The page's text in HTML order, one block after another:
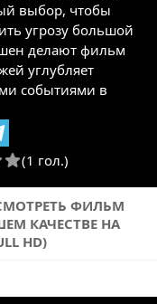
выбор, чтобы
угрозу большой
делают фильм
углубляет
событиями в
(1 гол.)
ФИЛЬМ
КАЧЕСТВЕ НА
HD)